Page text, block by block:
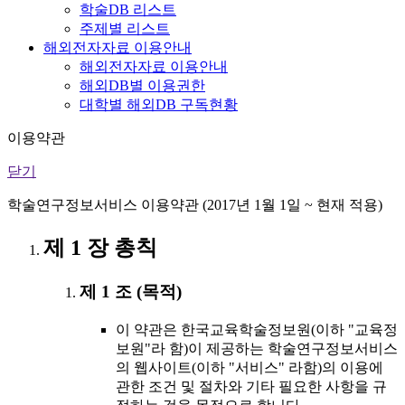
학술DB 리스트
주제별 리스트
해외전자자료 이용안내
해외전자자료 이용안내
해외DB별 이용권한
대학별 해외DB 구독현황
이용약관
닫기
학술연구정보서비스 이용약관 (2017년 1월 1일 ~ 현재 적용)
제 1 장 총칙
제 1 조 (목적)
이 약관은 한국교육학술정보원(이하 "교육정
보원"라 함)이 제공하는 학술연구정보서비스
의 웹사이트(이하 "서비스" 라함)의 이용에
관한 조건 및 절차와 기타 필요한 사항을 규